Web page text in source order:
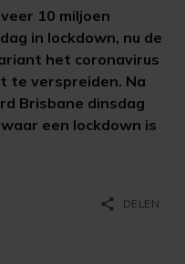
10 miljoen
in lockdown, nu de
het coronavirus
te verspreiden. Na
Brisbane dinsdag
een lockdown is
share DELEN